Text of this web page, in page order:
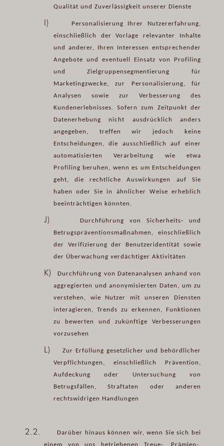
Qualität und Zuverlässigkeit unserer Dienste
I)
Personalisierung Ihrer Nutzererfahrung,
einschließlich der Vorlage relevanter Inhalte
und anderer, Ihren Interessen entsprechender
Angebote und eventuell Einsatz von Profiling
und Zielgruppensegmentierung für
Marketingzwecke, zur Personalisierung, für
Analysen sowie zur Verbesserung des
Kundenerlebnisses. Sofern zum Zeitpunkt der
Datenerhebung nicht ausdrücklich anders
angegeben, treffen wir jedoch keine
Entscheidungen, die ausschließlich auf einer
automatisierten Verarbeitung wie etwa
Profiling beruhen, wenn es um Entscheidungen
geht, die rechtliche Auswirkungen auf Sie
haben oder Sie in ähnlicher Weise erheblich
beeinträchtigen könnten.
J)
Durchführung von Sicherheits- und
Betrugspräventionsmaßnahmen, einschließlich
der Verifizierung der Benutzeridentität sowie
der Überwachung verdächtiger Aktivitäten
K)
Durchführung von Datenanalysen anhand von
aggregierten und anonymisierten Daten, um zu
verstehen, wie Nutzer mit unseren Diensten
interagieren, Trends zu erkennen, Funktionen
zu bewerten und zukünftige Verbesserungen
vorzusehen
L)
Zur Erfüllung gesetzlicher und behördlicher
Verpflichtungen, einschließlich Prävention,
Aufdeckung oder Untersuchung von
Betrugsfällen, Straftaten oder anderen
rechtswidrigen Handlungen
2.2.
Darüber hinaus können wir, wenn Sie sich bei